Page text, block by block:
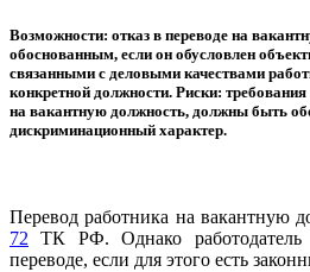
Возможности: отказ в переводе на
обоснованным, если он обусловлен
связанными с деловыми качествами
конкретной должности. Риски:
на вакантную должность, должны быть
дискриминационный характер.
Перевод работника на вакантную
72 ТК РФ. Однако работодатель
переводе, если для этого есть